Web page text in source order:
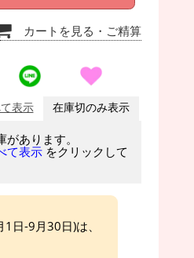
カートを見る ・ご精算
表示 在庫切のみ表示
あります。
て表示 をクリックして
日-9月30日)は、